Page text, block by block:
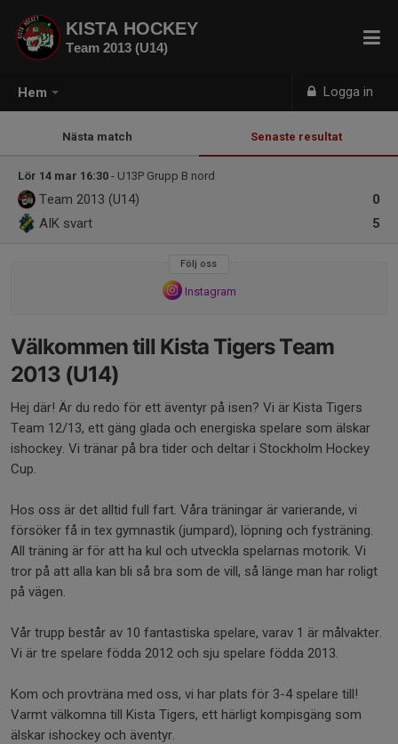
Hem Logga in
KISTA HOCKEY
Team 2013 (U14)
Nästa match Senaste resultat
Lör 14 mar 16:30 - U13P Grupp B nord
0
Team 2013 (U14)
5
AIK svart
Följ oss
Instagram
Välkommen till Kista Tigers Team
2013 (U14)
Hej där! Är du redo för ett äventyr på isen? Vi är Kista Tigers
Team 12/13, ett gäng glada och energiska spelare som älskar
ishockey. Vi tränar på bra tider och deltar i Stockholm Hockey
Cup.
Hos oss är det alltid full fart. Våra träningar är varierande, vi
försöker få in tex gymnastik (jumpard), löpning och fysträning.
All träning är för att ha kul och utveckla spelarnas motorik. Vi
tror på att alla kan bli så bra som de vill, så länge man har roligt
på vägen.
Vår trupp består av 10 fantastiska spelare, varav 1 är målvakter.
Vi är tre spelare födda 2012 och sju spelare födda 2013.
Kom och provträna med oss, vi har plats för 3-4 spelare till!
Varmt välkomna till Kista Tigers, ett härligt kompisgäng som
älskar ishockey och äventyr.